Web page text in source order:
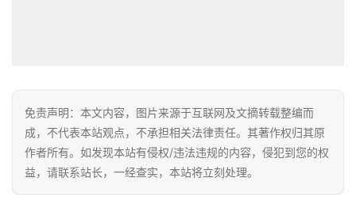
免责声明：本文内容，图片来源于互联网及文摘转载整编而
成，不代表本站观点，不承担相关法律责任。其著作权归其原
作者所有。如发现本站有侵权/违法违规的内容，侵犯到您的权
益，请联系站长，一经查实，本站将立刻处理。